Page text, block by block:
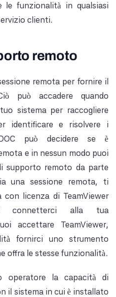
funzionalità in qualsiasi
clienti.
remoto
remota per fornire il
può accadere quando
sistema per raccogliere
identificare e risolvere i
può decidere se è
e in nessun modo puoi
supporto remoto da parte
una sessione remota, ti
licenza di TeamViewer
connetterci alla tua
accettare TeamViewer,
fornirci uno strumento
offra le stesse funzionalità.
operatore la capacità di
il sistema in cui è installato